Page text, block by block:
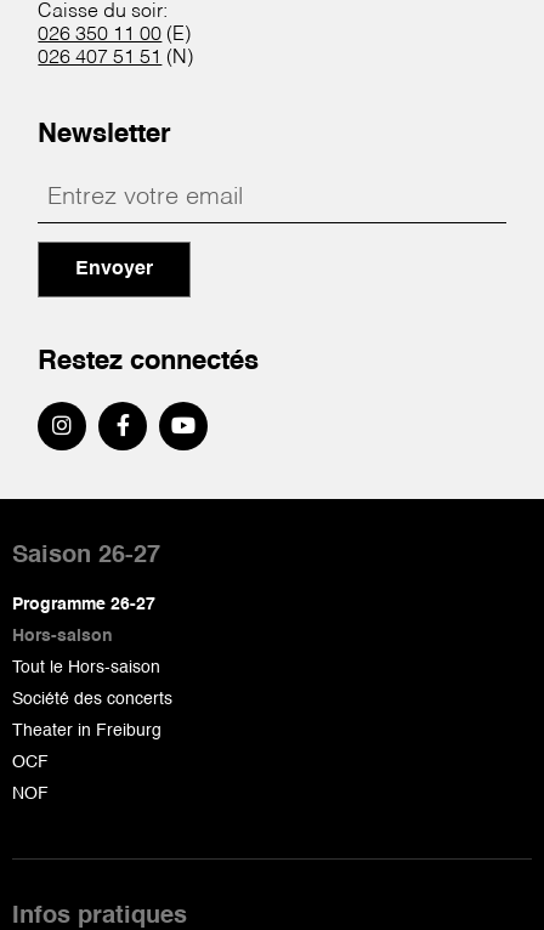
Caisse du soir:
026 350 11 00 (E)
026 407 51 51 (N)
Newsletter
Envoyer
Restez connectés
de
page
Saison 26-27
Programme 26-27
Hors-saison
Tout le Hors-saison
Société des concerts
Theater in Freiburg
OCF
NOF
Infos pratiques